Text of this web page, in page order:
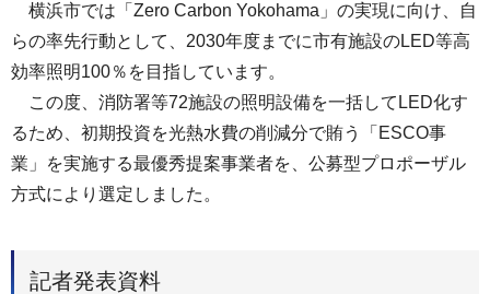
横浜市では「Zero Carbon Yokohama」の実現に向け、自
らの率先行動として、2030年度までに市有施設のLED等高
効率照明100％を目指しています。
この度、消防署等72施設の照明設備を一括してLED化す
るため、初期投資を光熱水費の削減分で賄う「ESCO事
業」を実施する最優秀提案事業者を、公募型プロポーザル
方式により選定しました。
記者発表資料